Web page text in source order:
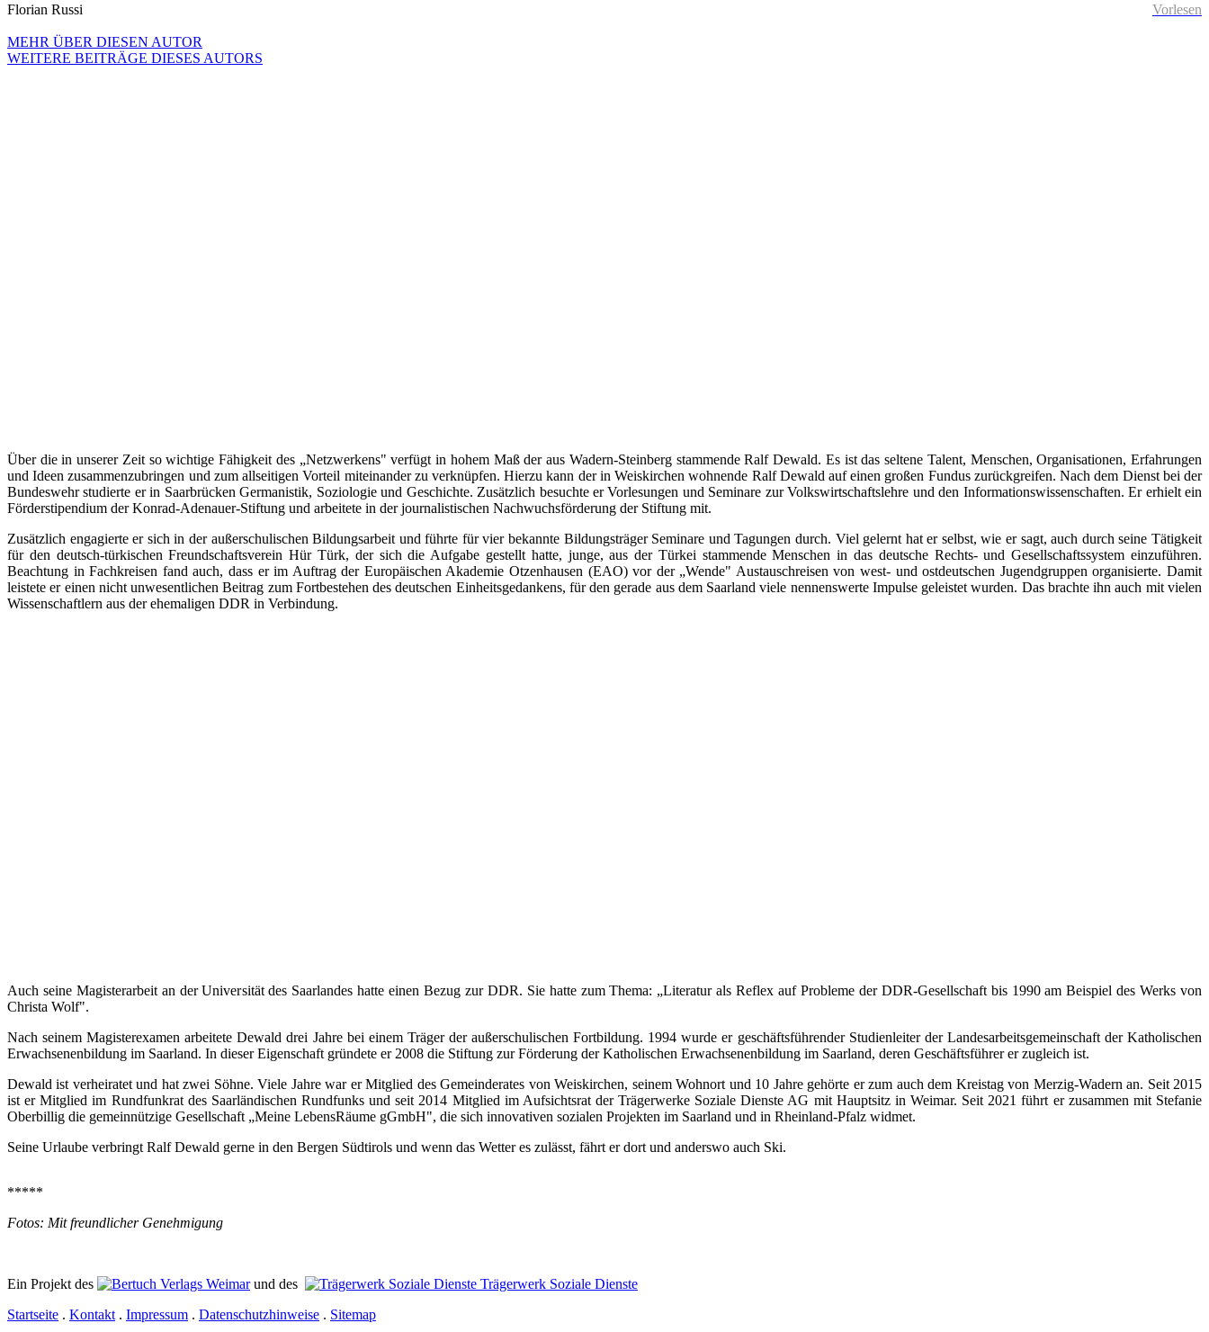
Vorlesen
Florian Russi
MEHR ÜBER DIESEN AUTOR
WEITERE BEITRÄGE DIESES AUTORS
Über die in unserer Zeit so wichtige Fähigkeit des „Netzwerkens" verfügt in hohem Maß der aus Wadern-Steinberg stammende Ralf Dewald. Es ist das seltene Talent, Menschen, Organisationen, Erfahrungen
und Ideen zusammenzubringen und zum allseitigen Vorteil miteinander zu verknüpfen. Hierzu kann der in Weiskirchen wohnende Ralf Dewald auf einen großen Fundus zurückgreifen. Nach dem Dienst bei der
Bundeswehr studierte er in Saarbrücken Germanistik, Soziologie und Geschichte. Zusätzlich besuchte er Vorlesungen und Seminare zur Volkswirtschaftslehre und den Informationswissenschaften. Er erhielt ein
Förderstipendium der Konrad-Adenauer-Stiftung und arbeitete in der journalistischen Nachwuchsförderung der Stiftung mit.
Zusätzlich engagierte er sich in der außerschulischen Bildungsarbeit und führte für vier bekannte Bildungsträger Seminare und Tagungen durch. Viel gelernt hat er selbst, wie er sagt, auch durch seine Tätigkeit
für den deutsch-türkischen Freundschaftsverein Hür Türk, der sich die Aufgabe gestellt hatte, junge, aus der Türkei stammende Menschen in das deutsche Rechts- und Gesellschaftssystem einzuführen.
Beachtung in Fachkreisen fand auch, dass er im Auftrag der Europäischen Akademie Otzenhausen (EAO) vor der „Wende" Austauschreisen von west- und ostdeutschen Jugendgruppen organisierte. Damit
leistete er einen nicht unwesentlichen Beitrag zum Fortbestehen des deutschen Einheitsgedankens, für den gerade aus dem Saarland viele nennenswerte Impulse geleistet wurden. Das brachte ihn auch mit vielen
Wissenschaftlern aus der ehemaligen DDR in Verbindung.
Auch seine Magisterarbeit an der Universität des Saarlandes hatte einen Bezug zur DDR. Sie hatte zum Thema: „Literatur als Reflex auf Probleme der DDR-Gesellschaft bis 1990 am Beispiel des Werks von
Christa Wolf".
Nach seinem Magisterexamen arbeitete Dewald drei Jahre bei einem Träger der außerschulischen Fortbildung. 1994 wurde er geschäftsführender Studienleiter der Landesarbeitsgemeinschaft der Katholischen
Erwachsenenbildung im Saarland. In dieser Eigenschaft gründete er 2008 die Stiftung zur Förderung der Katholischen Erwachsenenbildung im Saarland, deren Geschäftsführer er zugleich ist.
Dewald ist verheiratet und hat zwei Söhne. Viele Jahre war er Mitglied des Gemeinderates von Weiskirchen, seinem Wohnort und 10 Jahre gehörte er zum auch dem Kreistag von Merzig-Wadern an. Seit 2015
ist er Mitglied im Rundfunkrat des Saarländischen Rundfunks und seit 2014 Mitglied im Aufsichtsrat der Trägerwerke Soziale Dienste AG mit Hauptsitz in Weimar. Seit 2021 führt er zusammen mit Stefanie
Oberbillig die gemeinnützige Gesellschaft „Meine LebensRäume gGmbH", die sich innovativen sozialen Projekten im Saarland und in Rheinland-Pfalz widmet.
Seine Urlaube verbringt Ralf Dewald gerne in den Bergen Südtirols und wenn das Wetter es zulässt, fährt er dort und anderswo auch Ski.
*****
Fotos: Mit freundlicher Genehmigung
Ein Projekt des Verlags Weimarund des
Trägerwerk Soziale Dienste
Startseite . Kontakt . Impressum . Datenschutzhinweise . Sitemap